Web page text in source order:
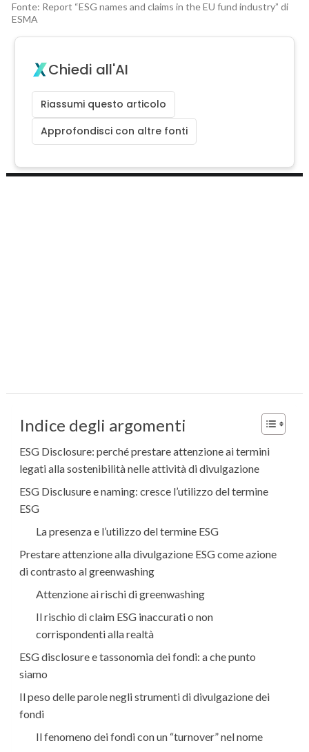
Fonte: Report “ESG names and claims in the EU fund industry” di
ESMA
Chiedi all'AI
Riassumi questo articolo
Approfondisci con altre fonti
Indice degli argomenti
ESG Disclosure: perché prestare attenzione ai termini
legati alla sostenibilità nelle attività di divulgazione
ESG Disclusure e naming: cresce l’utilizzo del termine
ESG
La presenza e l’utilizzo del termine ESG
Prestare attenzione alla divulgazione ESG come azione
di contrasto al greenwashing
Attenzione ai rischi di greenwashing
Il rischio di claim ESG inaccurati o non
corrispondenti alla realtà
ESG disclosure e tassonomia dei fondi: a che punto
siamo
Il peso delle parole negli strumenti di divulgazione dei
fondi
Il fenomeno dei fondi con un “turnover” nel nome